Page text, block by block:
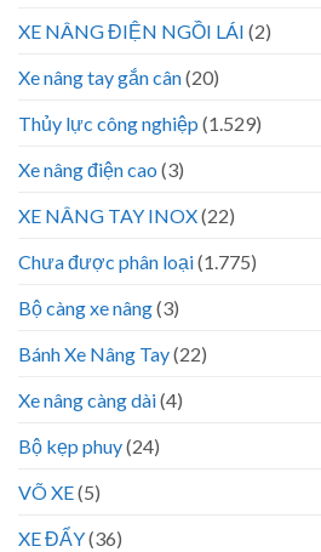
XE NÂNG ĐIỆN NGỒI LÁI (2)
Xe nâng tay gắn cân(20)
Thủy lực công nghiệp (1.529)
Xe nâng điện cao (3)
XE NÂNG TAY INOX(22)
Chưa được phân loại(1.775)
Bộ càng xe nâng(3)
Bánh Xe Nâng Tay(22)
Xe nâng càng dài(4)
Bộ kẹp phuy(24)
VÕ XE(5)
XE ĐẨY(36)